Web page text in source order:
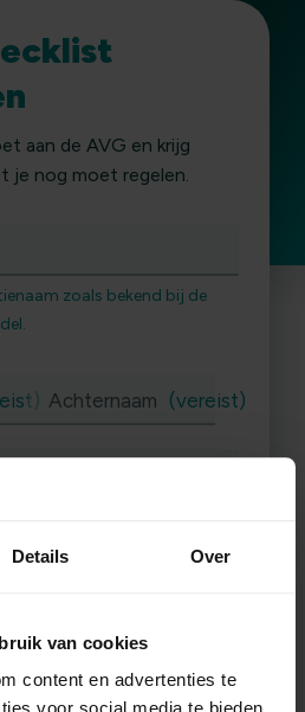
Details Over
van cookies
content en advertenties te
Ben
AVG
aan de AVG en krijg
je nog moet regelen.
zoals bekend bij de
Achternaam (vereist)
contact met je op te
en diensten. Bekijk